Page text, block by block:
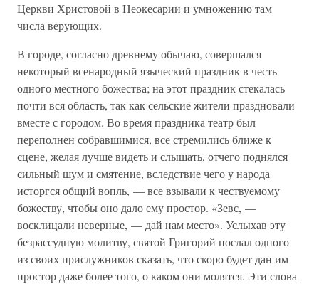
Церкви Христовой в Неокесарии и умножению там
числа верующих.
В городе, согласно древнему обычаю, совершался
некоторый всенародный языческий праздник в честь
одного местного божества; на этот праздник стекалась
почти вся область, так как сельские жители праздновали
вместе с городом. Во время праздника театр был
переполнен собравшимися, все стремились ближе к
сцене, желая лучше видеть и слышать, отчего поднялся
сильный шум и смятение, вследствие чего у народа
исторгся общий вопль, — все взывали к чествуемому
божеству, чтобы оно дало ему простор. «Зевс, —
восклицали неверные, — дай нам место». Услыхав эту
безрассудную молитву, святой Григорий послал одного
из своих прислужников сказать, что скоро будет дан им
простор даже более того, о каком они молятся. Эти слова